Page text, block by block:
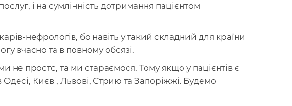
і на сумлінність дотримання пацієнтом
нефрологів, бо навіть у такий складний для країни
вчасно та в повному обсязі.
не просто, та ми стараємося. Тому якщо у пацієнтів є
Києві, Львові, Стрию та Запоріжжі. Будемо